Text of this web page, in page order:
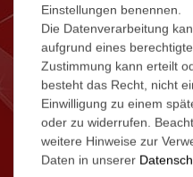
2 Türöffner
bedienbar!
eines Türöffners
möglich
>Kaum
Modus, nur 9 W
Einstellungen benennen.
Die Datenverarbeitung
aufgrund eines
Zustimmung kann erteilt
besteht das Recht, nicht
Einwilligung zu einem
oder zu widerrufen.
weitere Hinweise zur
Daten in unserer